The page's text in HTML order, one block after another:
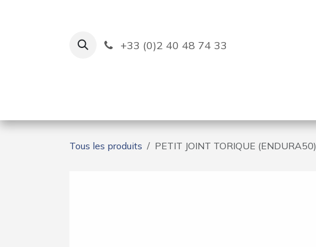
+33 (0)2 40 48 74 33
Tous les produits PETIT JOINT TORIQUE (ENDURA50)